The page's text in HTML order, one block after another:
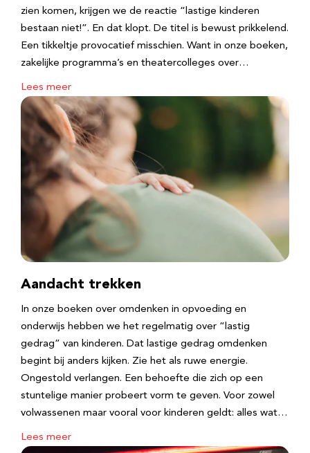
zien komen, krijgen we de reactie “lastige kinderen
bestaan niet!”. En dat klopt. De titel is bewust prikkelend.
Een tikkeltje provocatief misschien. Want in onze boeken,
zakelijke programma’s en theatercolleges over…
Lees meer
Aandacht trekken
In onze boeken over omdenken in opvoeding en
onderwijs hebben we het regelmatig over “lastig
gedrag” van kinderen. Dat lastige gedrag omdenken
begint bij anders kijken. Zie het als ruwe energie.
Ongestold verlangen. Een behoefte die zich op een
stuntelige manier probeert vorm te geven. Voor zowel
volwassenen maar vooral voor kinderen geldt: alles wat…
Lees meer